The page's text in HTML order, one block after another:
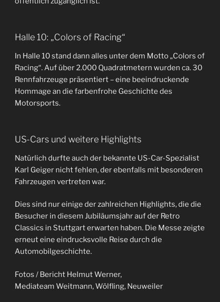
Halle 10: „Colors of Racing“
In Halle 10 stand dann alles unter dem Motto „Colors of
Racing“. Auf über 2.000 Quadratmetern wurden ca. 30
Rennfahrzeuge präsentiert – eine beeindruckende
Hommage an die farbenfrohe Geschichte des
Motorsports.
US-Cars und weitere Highlights
Natürlich durfte auch der bekannte US-Car-Spezialist
Karl Geiger nicht fehlen, der ebenfalls mit besonderen
Fahrzeugen vertreten war.
Dies sind nur einige der zahlreichen Highlights, die die
Besucher in diesem Jubiläumsjahr auf der Retro
Classics in Stuttgart erwarten haben. Die Messe zeigte
erneut eine eindrucksvolle Reise durch die
Automobilgeschichte.
Fotos / Bericht Helmut Werner,
Mediateam Weitmann, Wölfling, Neuweiler